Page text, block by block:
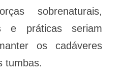
sobrenaturais,
e práticas seriam
os cadáveres
tumbas.